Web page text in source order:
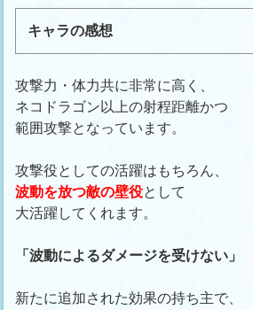
キャラの感想
攻撃力・体力共に非常に高く、
ネコドラゴン以上の射程距離かつ
範囲攻撃となっています。
攻撃役としての活躍はもちろん、
波動を放つ敵の壁役として
大活躍してくれます。
「波動によるダメージを受けない」
新たに追加された効果の持ち主で、